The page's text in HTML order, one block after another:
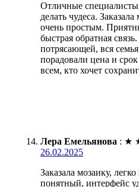
Отличные
делать чудеса.
очень простым.
быстрая обратная
потрясающей, вся
порадовали цена и
всем, кто хочет
Лера Емельянова : ★
26.02.2025
Заказала мозаику,
понятный, интерфейс